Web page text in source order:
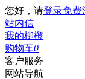
您好，请登录免费
站内信
我的柳橙
购物车0
客户服务
网站导航